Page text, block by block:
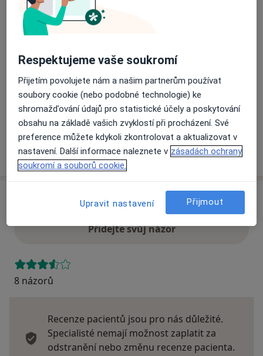
Ord. praktického lékaře stomatologa
Čechova 166, Klášterec nad Ohří
Přiblížit mapuse otevře v nové záložce
Dostupnost
Na této adrese online kalendář není aktivní
Co mám v takové situaci udělat?
Více
o adrese
Přidejte svůj názor
8 názorů
Recenze pacientů jsou pro nás důležité.
Specialisté nemají možnost zaplatit za
odstranění nebo změnu recenze pacienta.
Respektujeme vaše soukromí
Přijetím povolujete nám a našim partnerům používat
soubory cookie (nebo podobné technologie) ke
shromažďování údajů pro statistické účely a poskytování
obsahu na základě vašich zvyklostí při procházení. Své
preference můžete kdykoli zkontrolovat a aktualizovat v
nastavení. Další informace naleznete v zásadách ochrany
soukromí a souborů cookie.
Upravit nastavení Přijmout